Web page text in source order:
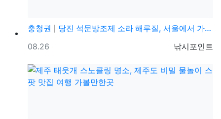
충청권
당진 석문방조제 소라 해루질, 서울에서 가까운 서해 해…
등록자
낚시포인트
등록일
08.26